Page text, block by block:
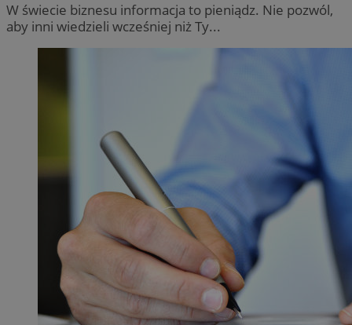
W świecie biznesu informacja to pieniądz. Nie pozwól,
aby inni wiedzieli wcześniej niż Ty...